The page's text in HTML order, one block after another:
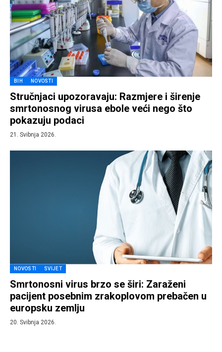
BIH NOVOSTI
Stručnjaci upozoravaju: Razmjere i širenje
smrtonosnog virusa ebole veći nego što
pokazuju podaci
21. Svibnja 2026.
NOVOSTI SVIJET
Smrtonosni virus brzo se širi: Zaraženi
pacijent posebnim zrakoplovom prebačen u
europsku zemlju
20. Svibnja 2026.